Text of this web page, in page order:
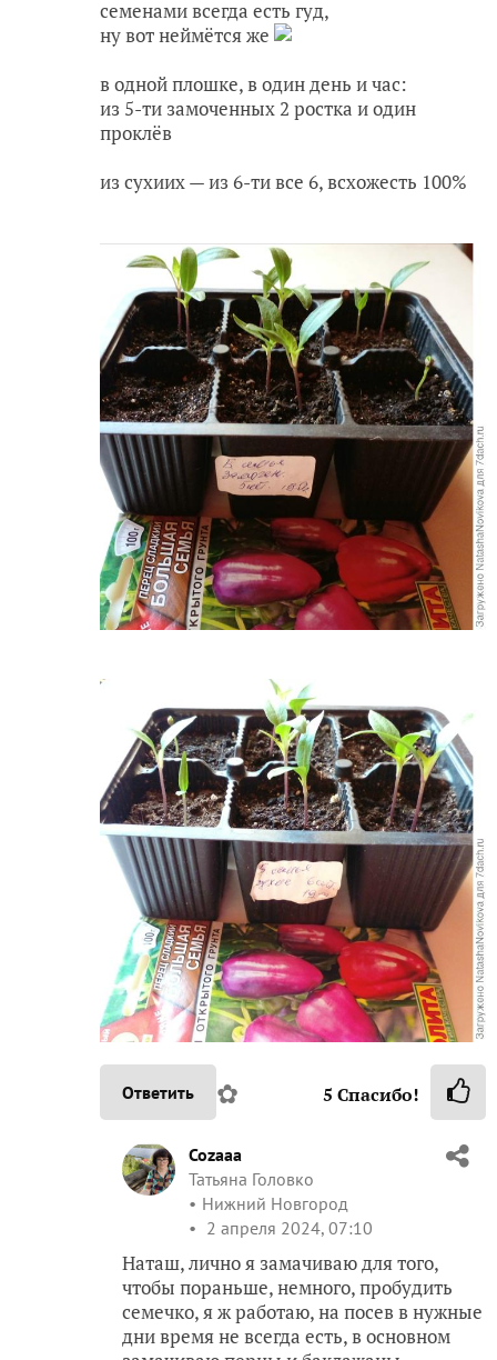
семенами всегда есть гуд,
ну вот неймётся же
в одной плошке, в один день и час:
из 5-ти замоченных 2 ростка и один
проклёв
из сухиих — из 6-ти все 6, всхожесть 100%
Ответить ✿ 5 Спасибо!
Cozaaa
Татьяна Головко
Нижний Новгород
2 апреля 2024, 07:10
Наташ, лично я замачиваю для того,
чтобы пораньше, немного, пробудить
семечко, я ж работаю, на посев в нужные
дни время не всегда есть, в основном